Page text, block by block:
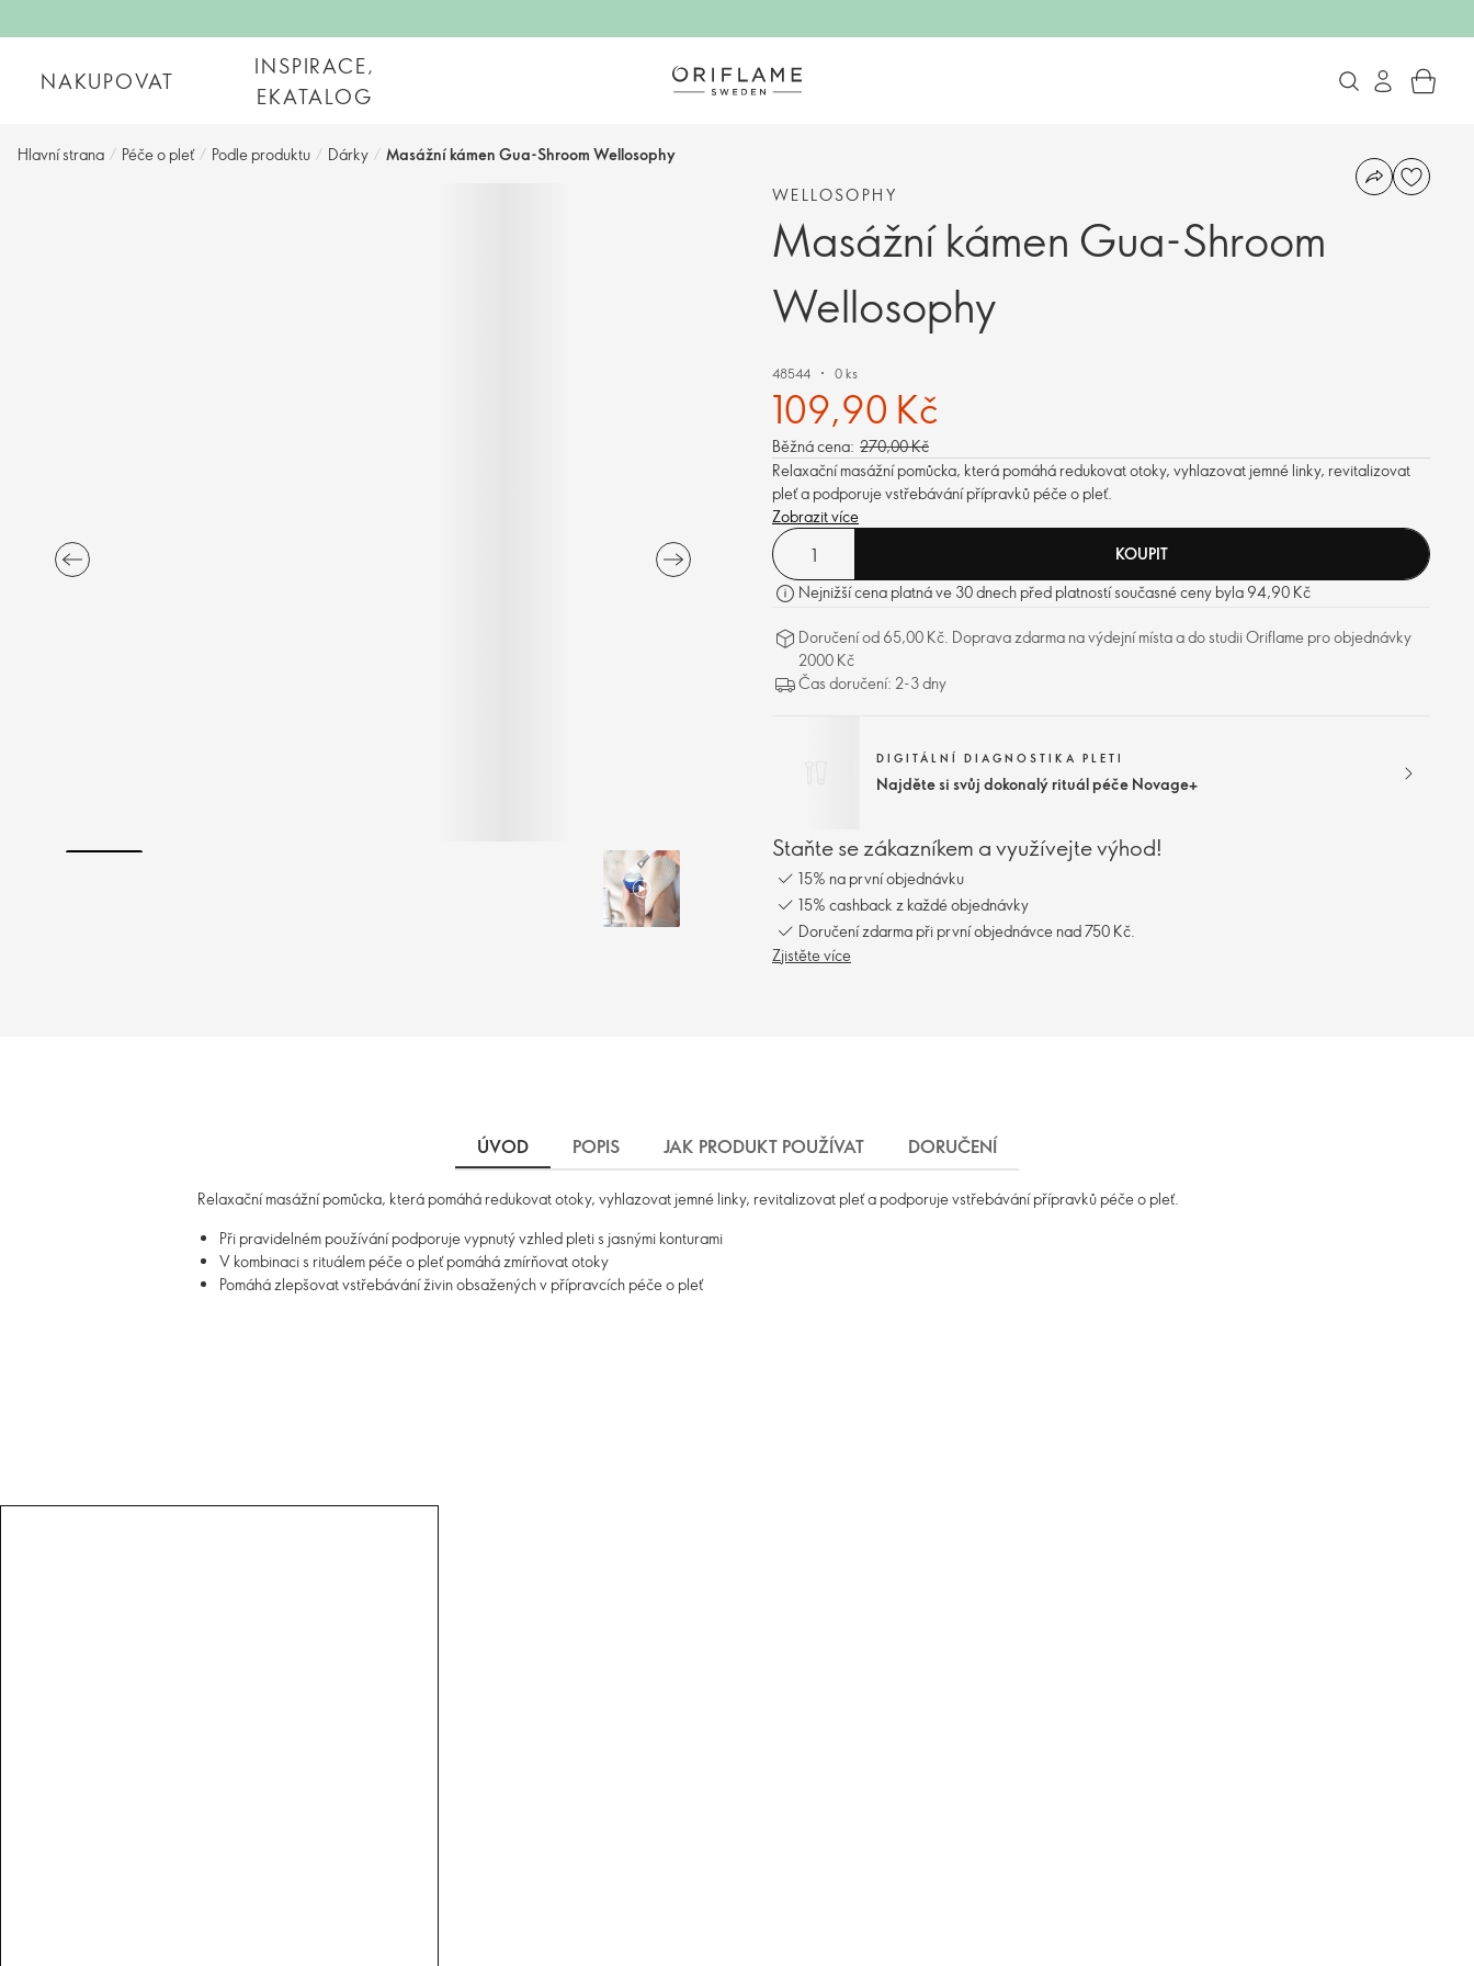
NAKUPOVAT
INSPIRACE,
EKATALOG
Hlavní strana / Péče o pleť / Podle produktu / Dárky / Masážní kámen Gua-Shroom Wellosophy
WELLOSOPHY
Masážní kámen Gua-Shroom
Wellosophy
48544 0 ks
109,90 Kč
Běžná cena: 270,00 Kč
Relaxační masážní pomůcka, která pomáhá redukovat otoky, vyhlazovat jemné linky, revitalizovat
pleť a podporuje vstřebávání přípravků péče o pleť.
Zobrazit více
KOUPIT
Nejnižší cena platná ve 30 dnech před platností současné ceny byla 94,90 Kč
Doručení od 65,00 Kč. Doprava zdarma na výdejní místa a do studii Oriflame pro objednávky
2000 Kč
Čas doručení: 2-3 dny
DIGITÁLNÍ DIAGNOSTIKA PLETI
Najděte si svůj dokonalý rituál péče Novage+
Staňte se zákazníkem a využívejte výhod!
15% na první objednávku
15% cashback z každé objednávky
Doručení zdarma při první objednávce nad 750 Kč.
Zjistěte více
ÚVOD POPIS JAK PRODUKT POUŽÍVAT DORUČENÍ
Relaxační masážní pomůcka, která pomáhá redukovat otoky, vyhlazovat jemné linky, revitalizovat pleť a podporuje vstřebávání přípravků péče o pleť.
Při pravidelném používání podporuje vypnutý vzhled pleti s jasnými konturami
V kombinaci s rituálem péče o pleť pomáhá zmírňovat otoky
Pomáhá zlepšovat vstřebávání živin obsažených v přípravcích péče o pleť